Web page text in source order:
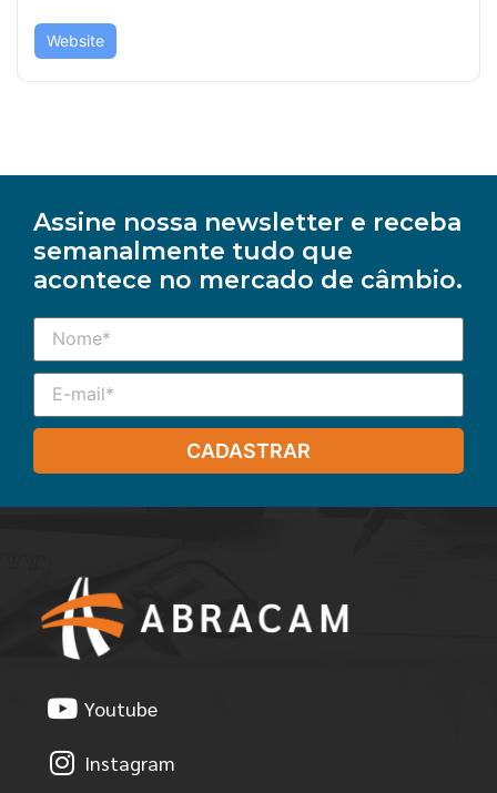
Website
Assine nossa newsletter e receba
semanalmente tudo que
acontece no mercado de câmbio.
CADASTRAR
Youtube
Instagram